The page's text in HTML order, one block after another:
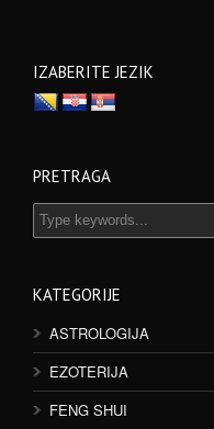
IZABERITE JEZIK
PRETRAGA
KATEGORIJE
ASTROLOGIJA
EZOTERIJA
FENG SHUI